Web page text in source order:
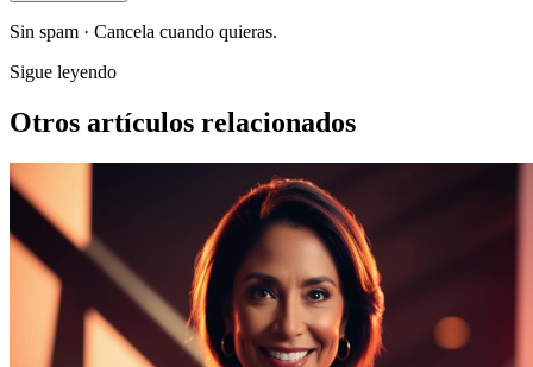
Sin spam · Cancela cuando quieras.
Sigue leyendo
Otros artículos relacionados